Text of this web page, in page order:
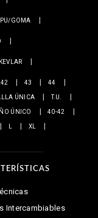
PU/GOMA
42 43
44
ÚNICA
T.U.
ÚNICO
40-42
L XL
Intercambiables